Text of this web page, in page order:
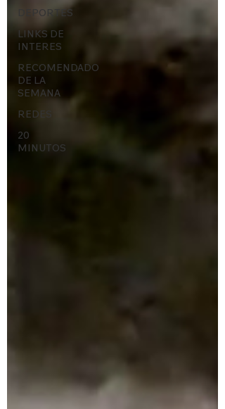
DEPORTES
LINKS DE
INTERES
RECOMENDADO
DE LA
SEMANA
REDES
20
MINUTOS